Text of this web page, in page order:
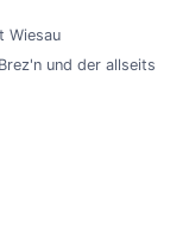
Wiesau
und der allseits